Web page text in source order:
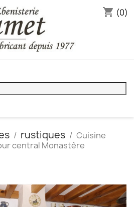
shopping_cart (0)
rustiques
Cuisine
central Monastère